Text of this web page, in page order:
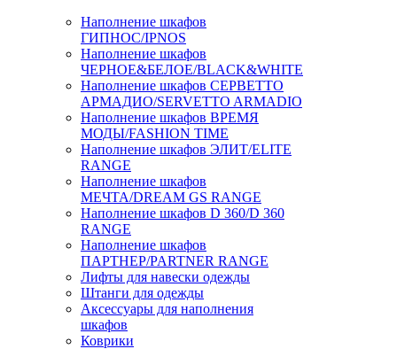
Наполнение шкафов
ГИПНОС/IPNOS
Наполнение шкафов
ЧЕРНОЕ&БЕЛОЕ/BLACK&WHITE
Наполнение шкафов СЕРВЕТТО
АРМАДИО/SERVETTO ARMADIO
Наполнение шкафов ВРЕМЯ
МОДЫ/FASHION TIME
Наполнение шкафов ЭЛИТ/ELITE
RANGE
Наполнение шкафов
МЕЧТА/DREAM GS RANGE
Наполнение шкафов D 360/D 360
RANGE
Наполнение шкафов
ПАРТНЕР/PARTNER RANGE
Лифты для навески одежды
Штанги для одежды
Аксессуары для наполнения
шкафов
Коврики